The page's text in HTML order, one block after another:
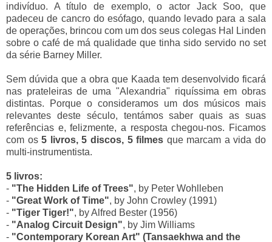
indivíduo. A título de exemplo, o actor Jack Soo, que
padeceu de cancro do esófago, quando levado para a sala
de operações, brincou com um dos seus colegas Hal Linden
sobre o café de má qualidade que tinha sido servido no set
da série Barney Miller.
Sem dúvida que a obra que Kaada tem desenvolvido ficará
nas prateleiras de uma "Alexandria" riquíssima em obras
distintas. Porque o consideramos um dos músicos mais
relevantes deste século, tentámos saber quais as suas
referências e, felizmente, a resposta chegou-nos. Ficamos
com os5 livros, 5 discos, 5 filmes que marcam a vida do
multi-instrumentista.
5 livros:
- "The Hidden Life of Trees", by Peter Wohlleben
- "Great Work of Time", by John Crowley (1991)
- "Tiger Tiger!", by Alfred Bester (1956)
- "Analog Circuit Design", by Jim Williams
- "Contemporary Korean Art" (Tansaekhwa and the